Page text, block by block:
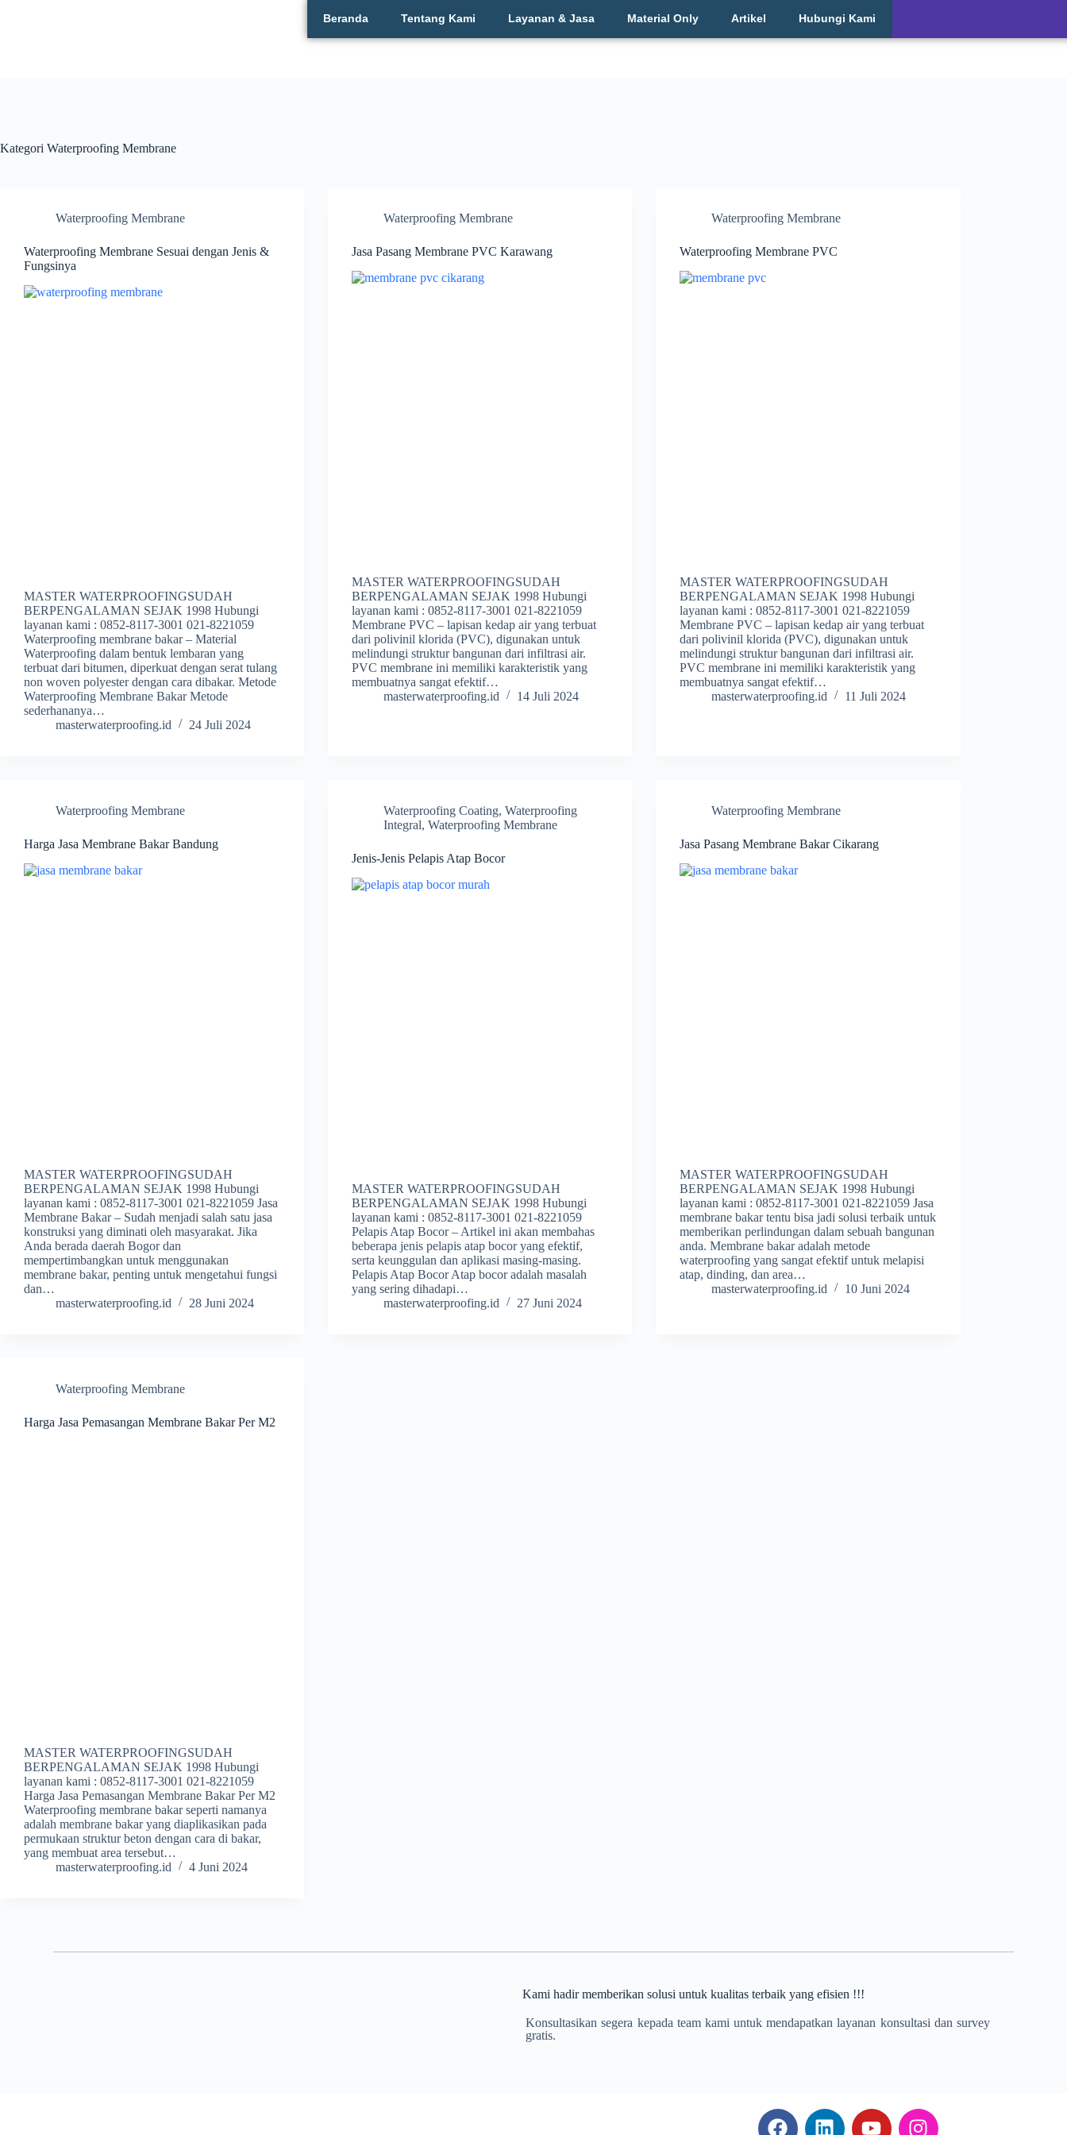
Beranda Tentang Kami Layanan & Jasa Material Only Artikel Hubungi Kami
Kategori Waterproofing Membrane
Waterproofing Membrane
Waterproofing Membrane Sesuai dengan Jenis &
Fungsinya
MASTER WATERPROOFINGSUDAH
BERPENGALAMAN SEJAK 1998 Hubungi
layanan kami : 0852-8117-3001 021-8221059
Waterproofing membrane bakar – Material
Waterproofing dalam bentuk lembaran yang
terbuat dari bitumen, diperkuat dengan serat tulang
non woven polyester dengan cara dibakar. Metode
Waterproofing Membrane Bakar Metode
sederhananya…
masterwaterproofing.id
24 Juli 2024
Waterproofing Membrane
Jasa Pasang Membrane PVC Karawang
MASTER WATERPROOFINGSUDAH
BERPENGALAMAN SEJAK 1998 Hubungi
layanan kami : 0852-8117-3001 021-8221059
Membrane PVC – lapisan kedap air yang terbuat
dari polivinil klorida (PVC), digunakan untuk
melindungi struktur bangunan dari infiltrasi air.
PVC membrane ini memiliki karakteristik yang
membuatnya sangat efektif…
masterwaterproofing.id
14 Juli 2024
Waterproofing Membrane
Waterproofing Membrane PVC
MASTER WATERPROOFINGSUDAH
BERPENGALAMAN SEJAK 1998 Hubungi
layanan kami : 0852-8117-3001 021-8221059
Membrane PVC – lapisan kedap air yang terbuat
dari polivinil klorida (PVC), digunakan untuk
melindungi struktur bangunan dari infiltrasi air.
PVC membrane ini memiliki karakteristik yang
membuatnya sangat efektif…
masterwaterproofing.id
11 Juli 2024
Waterproofing Membrane
Harga Jasa Membrane Bakar Bandung
MASTER WATERPROOFINGSUDAH
BERPENGALAMAN SEJAK 1998 Hubungi
layanan kami : 0852-8117-3001 021-8221059 Jasa
Membrane Bakar – Sudah menjadi salah satu jasa
konstruksi yang diminati oleh masyarakat. Jika
Anda berada daerah Bogor dan
mempertimbangkan untuk menggunakan
membrane bakar, penting untuk mengetahui fungsi
dan…
masterwaterproofing.id
28 Juni 2024
Waterproofing Coating,Waterproofing
Integral,Waterproofing Membrane
Jenis-Jenis Pelapis Atap Bocor
MASTER WATERPROOFINGSUDAH
BERPENGALAMAN SEJAK 1998 Hubungi
layanan kami : 0852-8117-3001 021-8221059
Pelapis Atap Bocor – Artikel ini akan membahas
beberapa jenis pelapis atap bocor yang efektif,
serta keunggulan dan aplikasi masing-masing.
Pelapis Atap Bocor Atap bocor adalah masalah
yang sering dihadapi…
masterwaterproofing.id
27 Juni 2024
Waterproofing Membrane
Jasa Pasang Membrane Bakar Cikarang
MASTER WATERPROOFINGSUDAH
BERPENGALAMAN SEJAK 1998 Hubungi
layanan kami : 0852-8117-3001 021-8221059 Jasa
membrane bakar tentu bisa jadi solusi terbaik untuk
memberikan perlindungan dalam sebuah bangunan
anda. Membrane bakar adalah metode
waterproofing yang sangat efektif untuk melapisi
atap, dinding, dan area…
masterwaterproofing.id
10 Juni 2024
Waterproofing Membrane
Harga Jasa Pemasangan Membrane Bakar Per M2
MASTER WATERPROOFINGSUDAH
BERPENGALAMAN SEJAK 1998 Hubungi
layanan kami : 0852-8117-3001 021-8221059
Harga Jasa Pemasangan Membrane Bakar Per M2
Waterproofing membrane bakar seperti namanya
adalah membrane bakar yang diaplikasikan pada
permukaan struktur beton dengan cara di bakar,
yang membuat area tersebut…
masterwaterproofing.id
4 Juni 2024
Kami hadir memberikan solusi untuk kualitas terbaik yang efisien !!!
Konsultasikan segera kepada team kami untuk mendapatkan layanan konsultasi dan survey
gratis.